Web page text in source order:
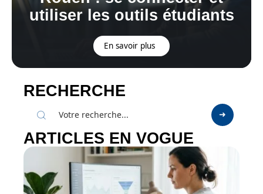
utiliser les outils étudiants
En savoir plus
RECHERCHE
ARTICLES EN VOGUE